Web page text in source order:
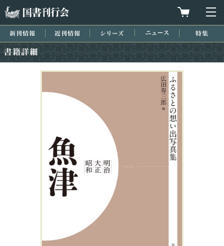
買物カゴを
新刊情報 近刊情報 シリーズ ニュース